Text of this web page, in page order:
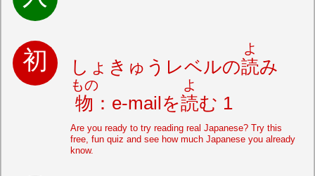
しょきゅうレベルの読
よ
み
物
もの
：e-mailを読
よ
む 1
Are you ready to try reading real Japanese? Try this
free, fun quiz and see how much Japanese you already
know.